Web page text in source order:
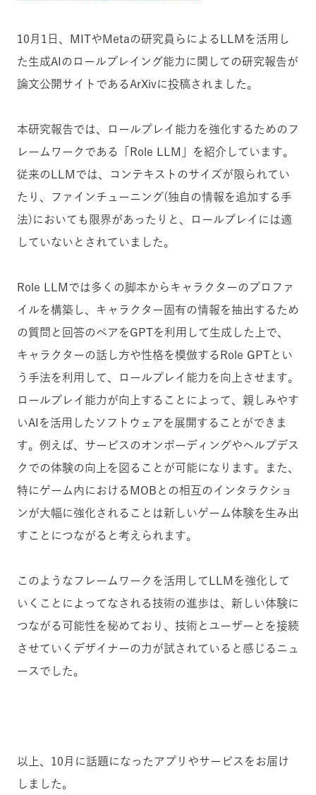
10月1日、MITやMetaの研究員らによるLLMを活用し
た生成AIのロールプレイング能力に関しての研究報告が
論文公開サイトであるArXivに投稿されました。
本研究報告では、ロールプレイ能力を強化するためのフ
レームワークである「Role LLM」を紹介しています。
従来のLLMでは、コンテキストのサイズが限られてい
たり、ファインチューニング(独自の情報を追加する手
法)においても限界があったりと、ロールプレイには適
していないとされていました。
Role LLMでは多くの脚本からキャラクターのプロファ
イルを構築し、キャラクター固有の情報を抽出するため
の質問と回答のペアをGPTを利用して生成した上で、
キャラクターの話し方や性格を模倣するRole GPTとい
う手法を利用して、ロールプレイ能力を向上させます。
ロールプレイ能力が向上することによって、親しみやす
いAIを活用したソフトウェアを展開することができま
す。例えば、サービスのオンボーディングやヘルプデス
クでの体験の向上を図ることが可能になります。また、
特にゲーム内におけるMOBとの相互のインタラクショ
ンが大幅に強化されることは新しいゲーム体験を生み出
すことにつながると考えられます。
このようなフレームワークを活用してLLMを強化して
いくことによってなされる技術の進歩は、新しい体験に
つながる可能性を秘めており、技術とユーザーとを接続
させていくデザイナーの力が試されていると感じるニュ
ースでした。
以上、10月に話題になったアプリやサービスをお届け
しました。